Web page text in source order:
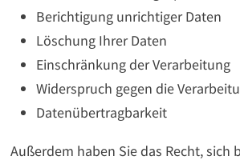
Berichtigung unrichtiger Daten
Löschung Ihrer Daten
Einschränkung der Verarbeitung
Widerspruch gegen die
Datenübertragbarkeit
Außerdem haben Sie das Recht, sich